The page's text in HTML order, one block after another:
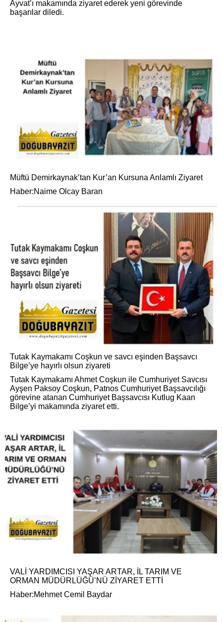
Ayvat’ı makamında ziyaret ederek yeni görevinde
başarılar diledi.
Müftü Demirkaynak’tan Kur’an Kursuna Anlamlı Ziyaret
Haber:Naime Olcay Baran
Tutak Kaymakamı Coşkun ve savcı eşinden Başsavcı
Bilge’ye hayırlı olsun ziyareti
Tutak Kaymakamı Ahmet Coşkun ile Cumhuriyet Savcısı
Ayşen Paksoy Coşkun, Patnos Cumhuriyet Başsavcılığı
görevine atanan Cumhuriyet Başsavcısı Kutlug Kaan
Bilge’yi makamında ziyaret etti.
VALİ YARDIMCISI YAŞAR ARTAR, İL TARIM VE
ORMAN MÜDÜRLÜĞÜ’NÜ ZİYARET ETTİ
Haber:Mehmet Cemil Baydar